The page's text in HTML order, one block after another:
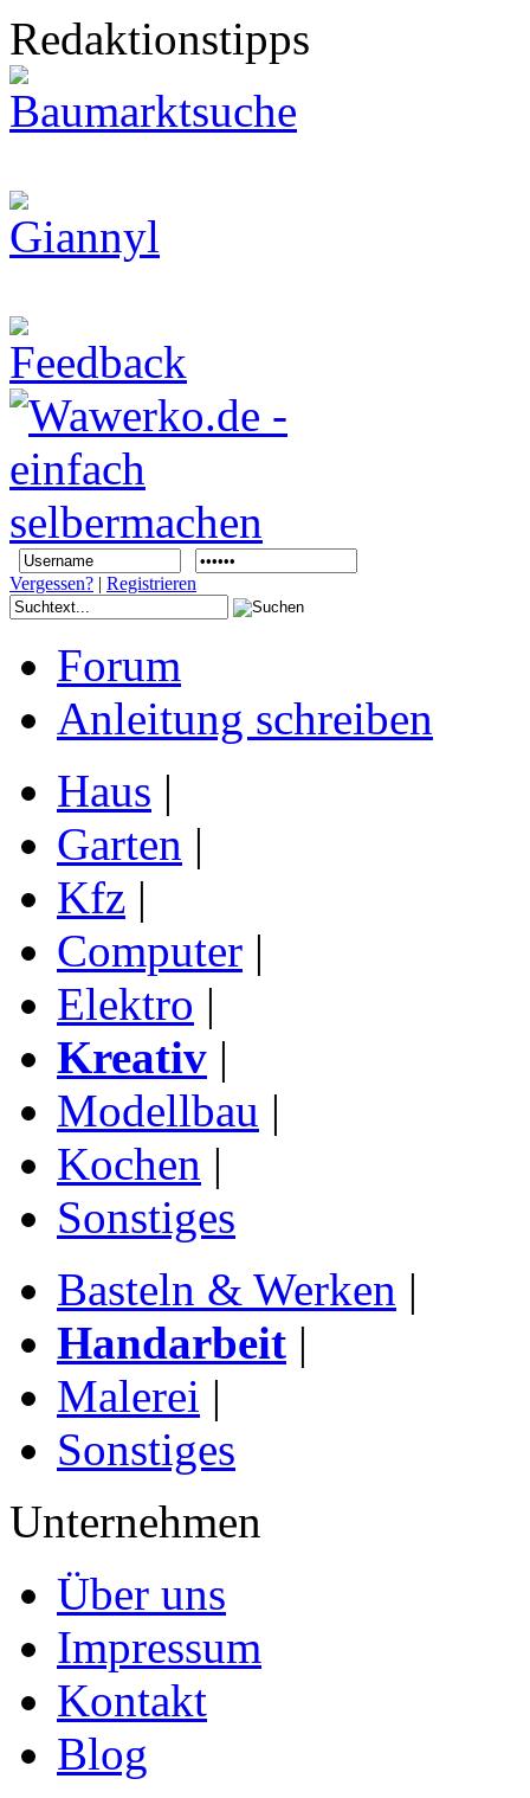
Redaktionstipps
Vergessen? | Registrieren
Forum
Anleitung schreiben
Haus |
Garten |
Kfz |
Computer |
Elektro |
Kreativ |
Modellbau |
Kochen |
Sonstiges
Basteln & Werken |
Handarbeit |
Malerei |
Sonstiges
Unternehmen
Über uns
Impressum
Kontakt
Blog